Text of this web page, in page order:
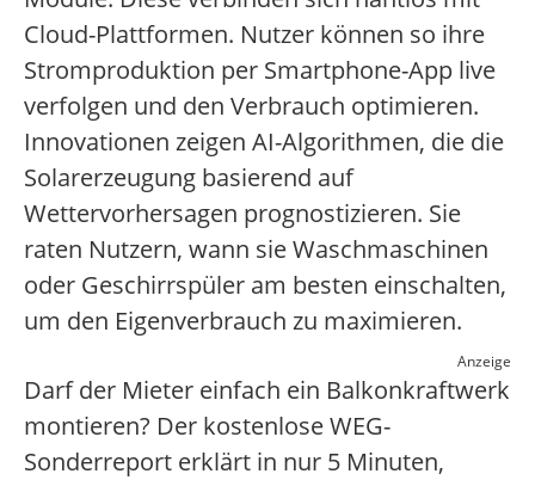
Cloud-Plattformen. Nutzer können so ihre
Stromproduktion per Smartphone-App live
verfolgen und den Verbrauch optimieren.
Innovationen zeigen AI-Algorithmen, die die
Solarerzeugung basierend auf
Wettervorhersagen prognostizieren. Sie
raten Nutzern, wann sie Waschmaschinen
oder Geschirrspüler am besten einschalten,
um den Eigenverbrauch zu maximieren.
Anzeige
Darf der Mieter einfach ein Balkonkraftwerk
montieren? Der kostenlose WEG-
Sonderreport erklärt in nur 5 Minuten,